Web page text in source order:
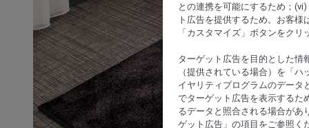
との連携を可能にするため；
ト広告を提供するため。お客
「カスタマイズ」ボタンをク
ターゲット広告を目的とした情
（提供されている場合）を「
イヤリティプログラムのデータ
でターゲット広告を表示するた
るデータと照合される場合があ
ゲット広告」の項目をご参照く